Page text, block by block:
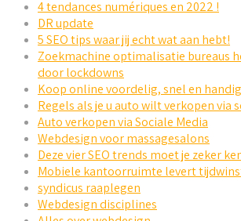
4 tendances numériques en 2022 !
DR update
5 SEO tips waar jij echt wat aan hebt!
Zoekmachine optimalisatie bureaus
door lockdowns
Koop online voordelig, snel en
Regels als je u auto wilt verkopen via
Auto verkopen via Sociale Media
Webdesign voor massagesalons
Deze vier SEO trends moet je zeker
Mobiele kantoorruimte levert
syndicus raaplegen
Webdesign disciplines